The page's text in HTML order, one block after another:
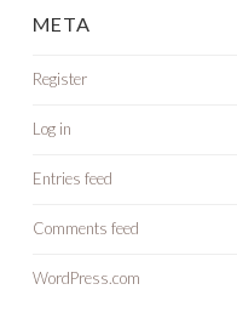
META
Register
Log in
Entries feed
Comments feed
WordPress.com